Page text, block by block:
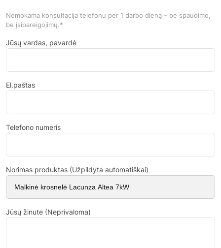
Nemokama konsultacija telefonu per 1 darbo dieną – be spaudimo,
be įsipareigojimų.*
Jūsų vardas, pavardė
El.paštas
Telefono numeris
Norimas produktas (Užpildyta automatiškai)
Jūsų žinute (Neprivaloma)